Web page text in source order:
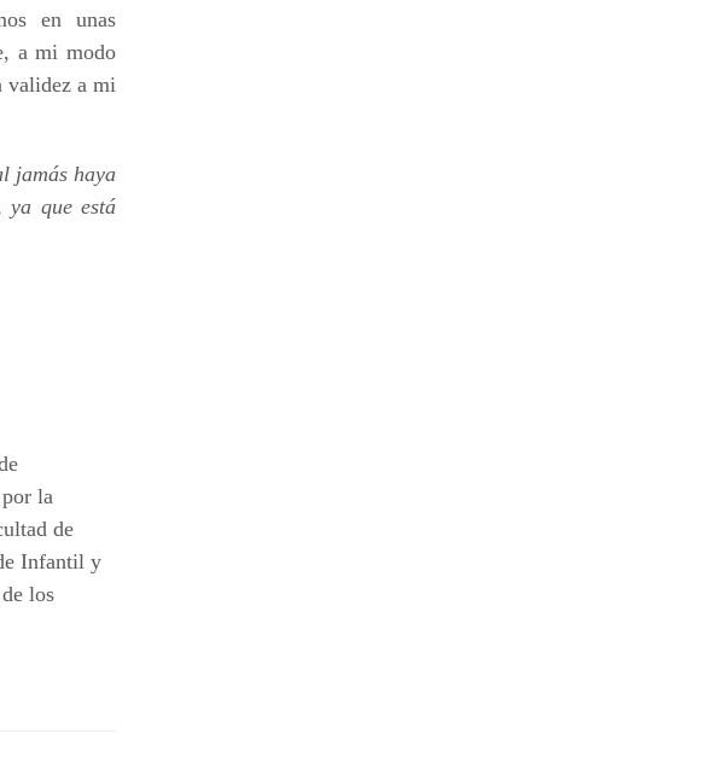
en unas
a mi modo
validez a mi
jamás haya
ya que está
la
de
Infantil y
los